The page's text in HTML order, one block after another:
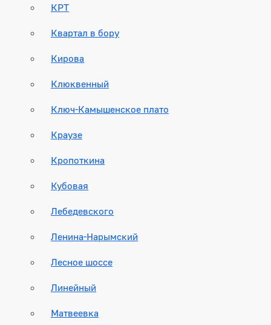
КРТ
Квартал в бору
Кирова
Клюквенный
Ключ-Камышенское плато
Краузе
Кропоткина
Кубовая
Лебедевского
Ленина-Нарымский
Лесное шоссе
Линейный
Матвеевка